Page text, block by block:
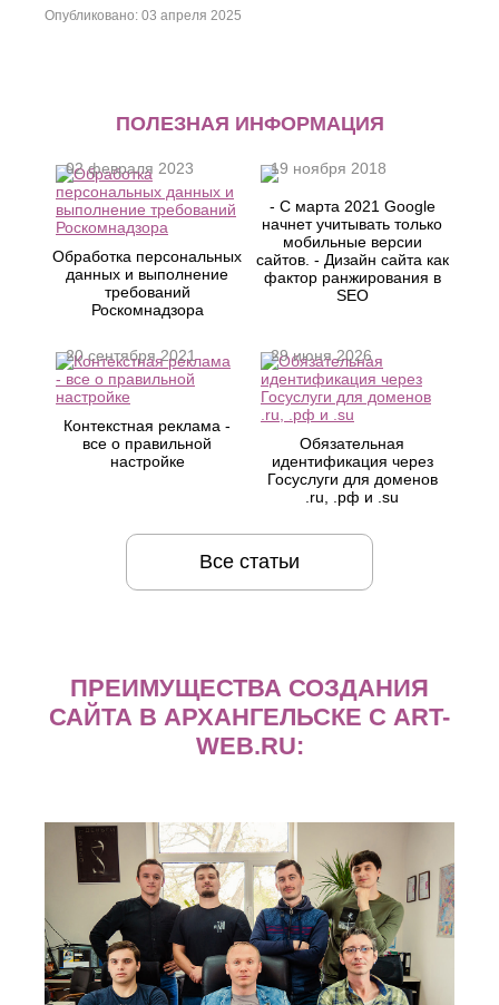
Опубликовано: 03 апреля 2025
ПОЛЕЗНАЯ ИНФОРМАЦИЯ
Обработка персональных
данных и выполнение
требований
Роскомнадзора
02 февраля 2023
- С марта 2021 Google
начнет учитывать только
мобильные версии
сайтов. - Дизайн сайта как
фактор ранжирования в
SEO
19 ноября 2018
Контекстная реклама -
все о правильной
настройке
20 сентября 2021
Обязательная
идентификация через
Госуслуги для доменов
.ru, .рф и .su
29 июня 2026
Все статьи
ПРЕИМУЩЕСТВА СОЗДАНИЯ
САЙТА В АРХАНГЕЛЬСКЕ С ART-
WEB.RU: